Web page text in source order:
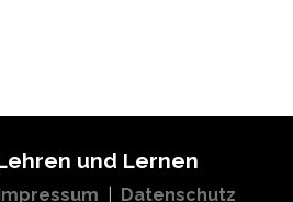
und Lernen
Datenschutz